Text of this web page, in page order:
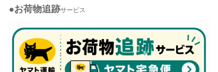
●お荷物追跡サービス